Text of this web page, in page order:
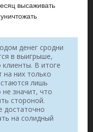
высаживать
денег сродни
в выигрыше,
В итоге
них только
лишь
значит, что
стороной.
достаточно
на солидный